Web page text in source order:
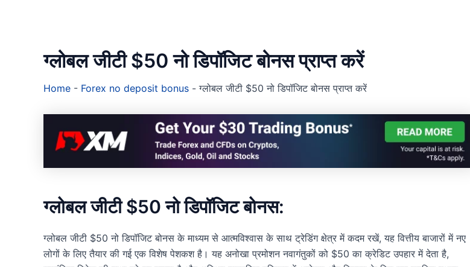
ग्लोबल जीटी $50 नो डिपॉजिट बोनस प्राप्त करें
Home - Forex no deposit bonus -ग्लोबल जीटी $50 नो डिपॉजिट बोनस प्राप्त करें
ग्लोबल जीटी $50 नो डिपॉजिट बोनस:
ग्लोबल जीटी $50 नो डिपॉजिट बोनस के माध्यम से आत्मविश्वास के साथ ट्रेडिंग क्षेत्र में कदम रखें, यह वित्तीय बाजारों में नए
लोगों के लिए तैयार की गई एक विशेष पेशकश है। यह अनोखा प्रमोशन नवागंतुकों को $50 का क्रेडिट उपहार में देता है,